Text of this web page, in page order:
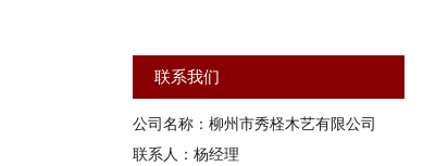
联系我们
公司名称：柳州市秀柽木艺有限公司
联系人：杨经理